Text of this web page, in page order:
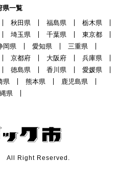
県一覧
秋田県 福島県
栃木県
埼玉県 千葉県
東京都
岡県 愛知県
三重県
京都府 大阪府
兵庫県
徳島県 香川県
愛媛県
県 熊本県
鹿児島県
県
All Right Reserved.